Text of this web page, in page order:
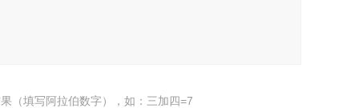
（填写阿拉伯数字），如：三加四=7